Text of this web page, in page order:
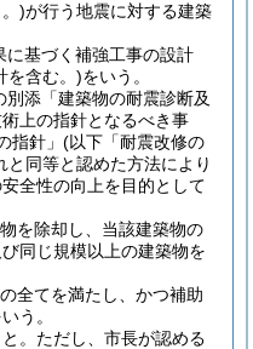
)が行う地震に対する建築
基づく補強工事の設計
を含む。)をいう。
添「建築物の耐震診断及
上の指針となるべき事
指針」 (以下「耐震改修の
と同等と認めた方法により
全性の向上を目的として
を除却し、当該建築物の
同じ規模以上の建築物を
全てを満たし、かつ補助
う。
。 ただし、市長が認める